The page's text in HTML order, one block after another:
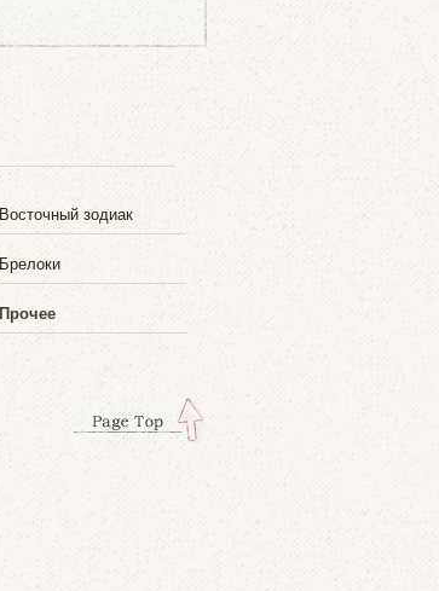
Восточный зодиак
Брелоки
Прочее